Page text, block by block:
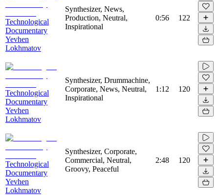
Technological
Documentary
Yevhen
Lokhmatov
Synthesizer, News,
Production, Neutral,
Inspirational
0:56 122
Technological
Documentary
Yevhen
Lokhmatov
Synthesizer, Drummachine,
Corporate, News, Neutral,
Inspirational
1:12 120
Technological
Documentary
Yevhen
Lokhmatov
Synthesizer, Corporate,
Commercial, Neutral,
Groovy, Peaceful
2:48 120